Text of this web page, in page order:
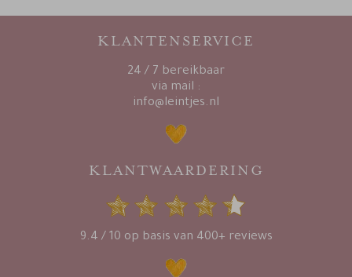
KLANTENSERVICE
24 / 7 bereikbaar
via mail :
info@leintjes.nl
KLANTWAARDERING
9.4 / 10 op basis van 400+ reviews